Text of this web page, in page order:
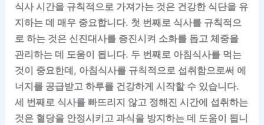
식사 시간을 규칙적으로 가져가는 것은 건강한 식단을 유
지하는 데 매우 중요합니다. 첫 번째로 식사를 규칙적으
로 하는 것은 신진대사를 증진시켜 소화를 돕고 체중을
관리하는 데 도움이 됩니다. 두 번째로 아침식사를 먹는
것이 중요한데, 아침식사를 규칙적으로 섭취함으로써 에
너지를 공급받고 하루를 건강하게 시작할 수 있습니다.
세 번째로 식사를 빠뜨리지 않고 정해진 시간에 섭취하는
것은 혈당을 안정시키고 과식을 방지하는 데 도움이 됩니